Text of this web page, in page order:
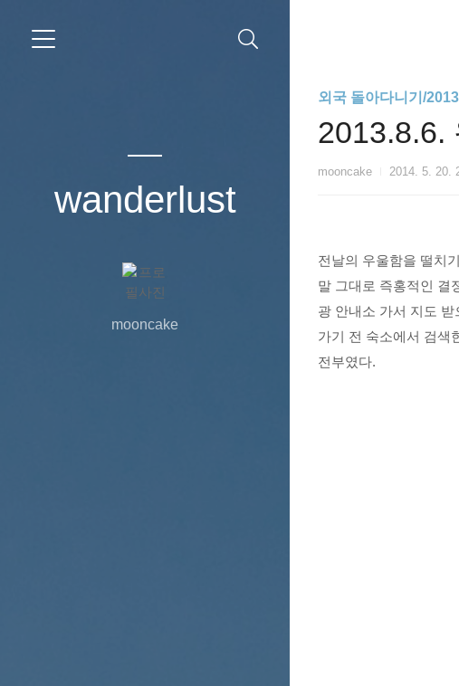
wanderlust
mooncake
외국 돌아다니기/
2013.8.6.
mooncake 2014. 5. 20.
전날의 우울함을 떨치
말 그대로 즉홍적인 결
광 안내소 가서 지도
가기 전 숙소에서 검색
전부였다.